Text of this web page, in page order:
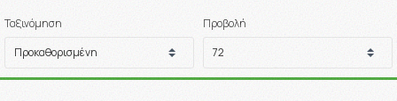
Ταξινόμηση Προβολή